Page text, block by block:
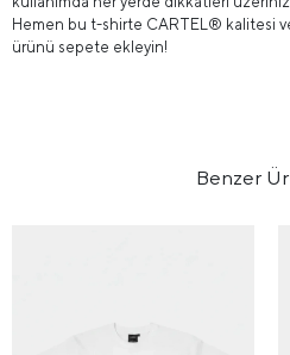
Hemen bu t-shirte CARTEL® kalitesi
ürünü sepete ekleyin!
Benzer